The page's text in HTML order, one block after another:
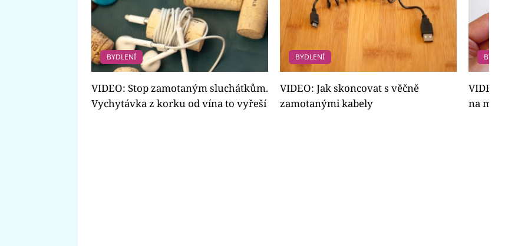
BYDLENÍ
VIDEO: Stop zamotaným sluchátkům.
Vychytávka z korku od vína to vyřeší
BYDLENÍ
VIDEO: Jak skoncovat s věčně
zamotanými kabely
BYDLENÍ
VIDEO: Jak
na mobily